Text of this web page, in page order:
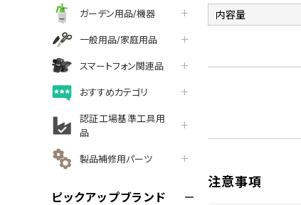
ガーデン用品/機器
一般用品/家庭用品
スマートフォン関連品
おすすめカテゴリ
認証工場基準工具用
品
製品補修用パーツ
ピックアップブランド
内容量
注意事項